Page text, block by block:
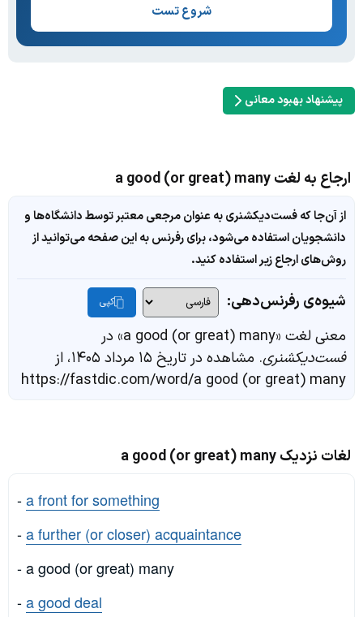
شروع تست
پیشنهاد بهبود معانی
ارجاع به لغت a good (or great) many
از آن‌جا که فست‌دیکشنری به عنوان مرجعی معتبر توسط دانشگاه‌ها و
دانشجویان استفاده می‌شود، برای رفرنس به این صفحه می‌توانید از
روش‌های ارجاع زیر استفاده کنید.
شیوه‌ی رفرنس‌دهی: کپی
معنی لغت «a good (or great) many» در
فست‌دیکشنری
. مشاهده در تاریخ ۱۵ مرداد ۱۴۰۵، از
https://fastdic.com/word/a good (or great) many
لغات نزدیک a good (or great) many
-a front for something
-a further (or closer) acquaintance
- a good (or great) many
-a good deal